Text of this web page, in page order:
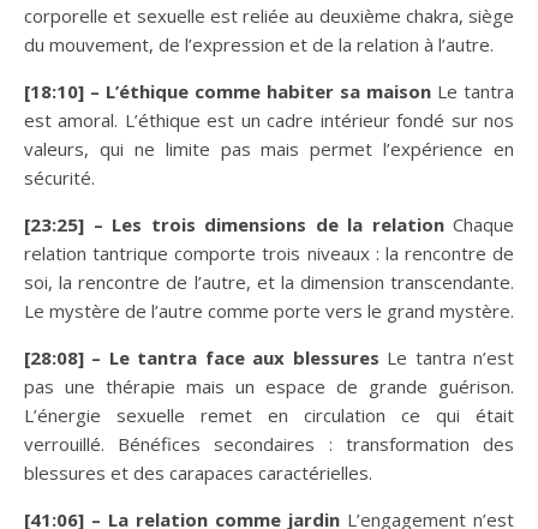
corporelle et sexuelle est reliée au deuxième chakra, siège
du mouvement, de l’expression et de la relation à l’autre.
[18:10] – L’éthique comme habiter sa maison Le tantra
est amoral. L’éthique est un cadre intérieur fondé sur nos
valeurs, qui ne limite pas mais permet l’expérience en
sécurité.
[23:25] – Les trois dimensions de la relationChaque
relation tantrique comporte trois niveaux : la rencontre de
soi, la rencontre de l’autre, et la dimension transcendante.
Le mystère de l’autre comme porte vers le grand mystère.
[28:08] – Le tantra face aux blessures Le tantra n’est
pas une thérapie mais un espace de grande guérison.
L’énergie sexuelle remet en circulation ce qui était
verrouillé. Bénéfices secondaires : transformation des
blessures et des carapaces caractérielles.
[41:06] – La relation comme jardin L’engagement n’est